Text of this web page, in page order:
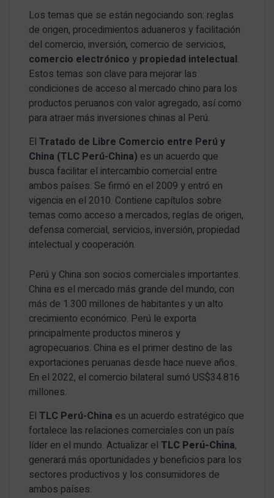
Los temas que se están negociando son: reglas
de origen, procedimientos aduaneros y facilitación
del comercio, inversión, comercio de servicios,
comercio electrónico y propiedad intelectual.
Estos temas son clave para mejorar las
condiciones de acceso al mercado chino para los
productos peruanos con valor agregado, así como
para atraer más inversiones chinas al Perú.
ElTratado de Libre Comercio entre Perú y
China (TLC Perú-China) es un acuerdo que
busca facilitar el intercambio comercial entre
ambos países. Se firmó en el 2009 y entró en
vigencia en el 2010. Contiene capítulos sobre
temas como acceso a mercados, reglas de origen,
defensa comercial, servicios, inversión, propiedad
intelectual y cooperación.
Perú y China son socios comerciales importantes.
China es el mercado más grande del mundo, con
más de 1.300 millones de habitantes y un alto
crecimiento económico. Perú le exporta
principalmente productos mineros y
agropecuarios. China es el primer destino de las
exportaciones peruanas desde hace nueve años.
En el 2022, el comercio bilateral sumó US$34.816
millones.
ElTLC Perú-China es un acuerdo estratégico que
fortalece las relaciones comerciales con un país
líder en el mundo. Actualizar elTLC Perú-China,
generará más oportunidades y beneficios para los
sectores productivos y los consumidores de
ambos países.